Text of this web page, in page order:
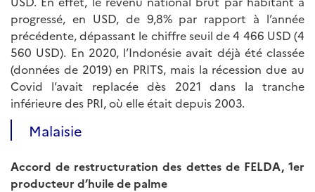
progressé, en USD, de 9,8% par rapport à l’année
précédente, dépassant le chiffre seuil de 4 466 USD (4
560 USD). En 2020, l’Indonésie avait déjà été classée
(données de 2019) en PRITS, mais la récession due au
Covid l’avait replacée dès 2021 dans la tranche
inférieure des PRI, où elle était depuis 2003.
Malaisie
Accord de restructuration des dettes de FELDA, 1er
producteur d’huile de palme